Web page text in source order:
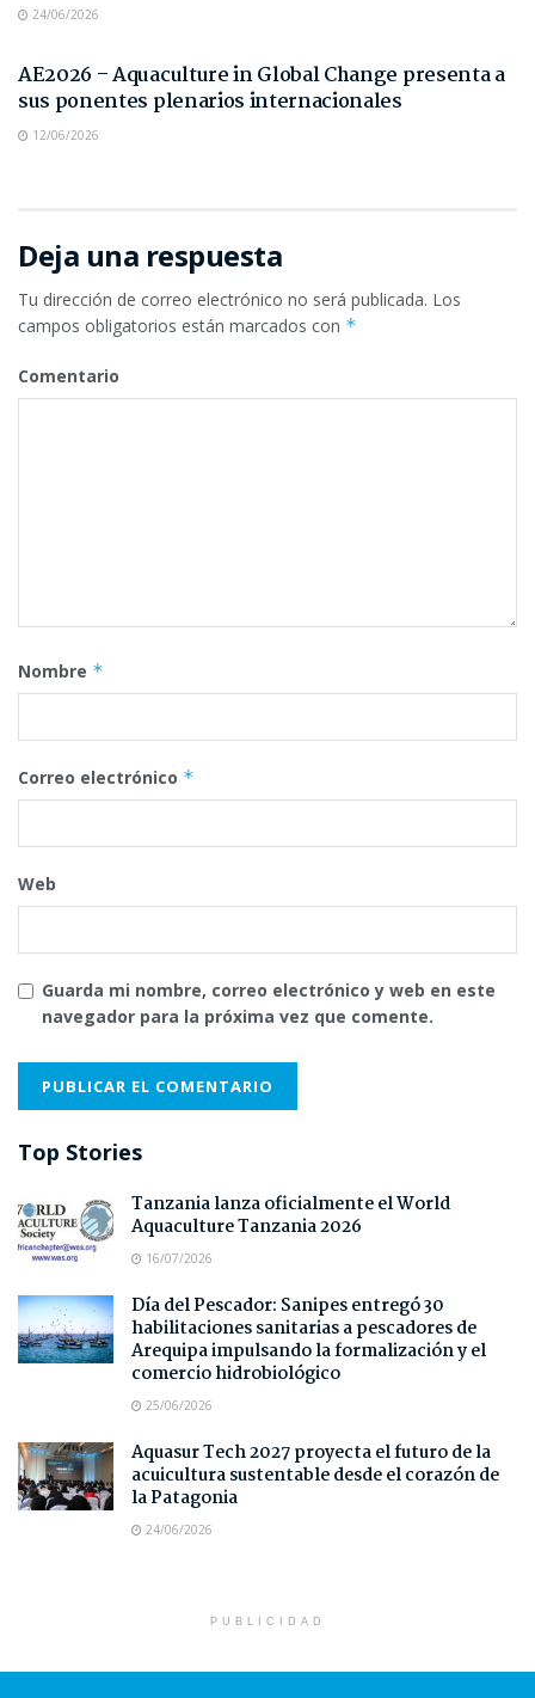
24/06/2026
AE2026 – Aquaculture in Global Change presenta a
sus ponentes plenarios internacionales
12/06/2026
Deja una respuesta
Tu dirección de correo electrónico no será publicada. Los
campos obligatorios están marcados con *
Comentario
Nombre *
Correo electrónico *
Web
Guarda mi nombre, correo electrónico y web en este
navegador para la próxima vez que comente.
Top Stories
Tanzania lanza oficialmente el World
Aquaculture Tanzania 2026
16/07/2026
Día del Pescador: Sanipes entregó 30
habilitaciones sanitarias a pescadores de
Arequipa impulsando la formalización y el
comercio hidrobiológico
25/06/2026
Aquasur Tech 2027 proyecta el futuro de la
acuicultura sustentable desde el corazón de
la Patagonia
24/06/2026
PUBLICIDAD